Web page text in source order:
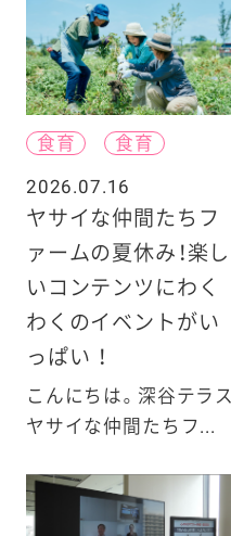
食育
食育
2026.07.16
ヤサイな仲間たちフ
ァームの夏休み！楽し
いコンテンツにわく
わくのイベントがい
っぱい ！
こんにちは。深谷テラス
ヤサイな仲間たちフ...